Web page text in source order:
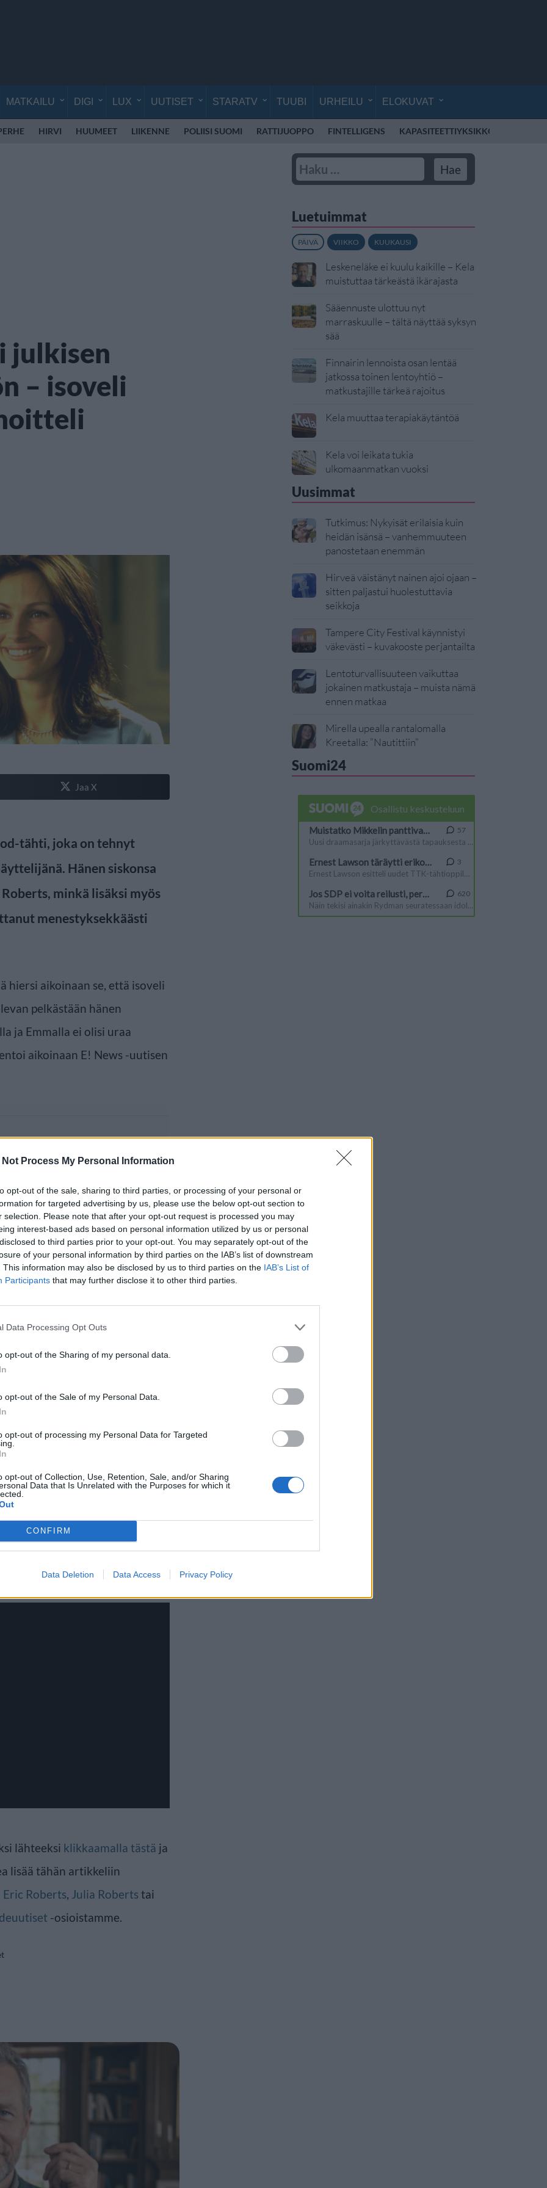
Not Process My Personal Information
opt-out of the sale, sharing to third parties, or processing of your personal or
for targeted advertising by us, please use the below opt-out section to
selection. Please note that after your opt-out request is processed you may
interest-based ads based on personal information utilized by us or personal
to third parties prior to your opt-out. You may separately opt-out of the
of your personal information by third parties on the IAB’s list of downstream
This information may also be disclosed by us to third parties on the IAB’s List of
Participants that may further disclose it to other third parties.
Data Processing Opt Outs
opt-out of the Sharing of my personal data.
opt-out of the Sale of my Personal Data.
opt-out of processing my Personal Data for Targeted
opt-out of Collection, Use, Retention, Sale, and/or Sharing
Data that Is Unrelated with the Purposes for which it
CONFIRM
Data Deletion Data Access Privacy Policy
MATKAILU DIGI LUX UUTISET STARATV TUUBI URHEILU ELOKUVAT
HIRVI HUUMEET LIIKENNE POLIISI SUOMI RATTIJUOPPO FINTELLIGENS KAPASITEETTIYKSIKKÖ
julkisen
– isoveli
Jaa X
tähti, joka on tehnyt
Hänen siskonsa
minkä lisäksi myös
menestyksekkäästi
hiersi aikoinaan se, että isoveli
pelkästään hänen
ja Emmalla ei olisi uraa
aikoinaan E! News -uutisen
joka kantaa nimeä
of my life so far. Kirjassa
ja tyttärelleen siitä,
urastaan ja
lähteeksi klikkaamalla tästä ja
lisää tähän artikkeliin
Eric Roberts, Julia Roberts tai
-osioistamme.
Luetuimmat
PÄIVÄ VIIKKO KUUKAUSI
Leskeneläke ei kuulu kaikille – Kela
muistuttaa tärkeästä ikärajasta
Sääennuste ulottuu nyt
marraskuulle – tältä näyttää syksyn
sää
Finnairin lennoista osan lentää
jatkossa toinen lentoyhtiö –
matkustajille tärkeä rajoitus
Kela muuttaa terapiakäytäntöä
Kela voi leikata tukia
ulkomaanmatkan vuoksi
Uusimmat
Tutkimus: Nykyisät erilaisia kuin
heidän isänsä – vanhemmuuteen
panostetaan enemmän
Hirveä väistänyt nainen ajoi ojaan –
sitten paljastui huolestuttavia
seikkoja
Tampere City Festival käynnistyi
väkevästi – kuvakooste perjantailta
Lentoturvallisuuteen vaikuttaa
jokainen matkustaja – muista nämä
ennen matkaa
Mirella upealla rantalomalla
Kreetalla: ”Nautittiin”
Suomi24